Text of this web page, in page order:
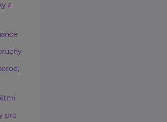
a
pro